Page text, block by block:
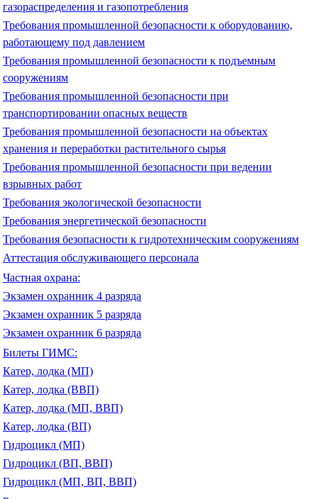
газораспределения и газопотребления
Требования промышленной безопасности к оборудованию,
работающему под давлением
Требования промышленной безопасности к подъемным
сооружениям
Требования промышленной безопасности при
транспортировании опасных веществ
Требования промышленной безопасности на объектах
хранения и переработки растительного сырья
Требования промышленной безопасности при ведении
взрывных работ
Требования экологической безопасности
Требования энергетической безопасности
Требования безопасности к гидротехническим сооружениям
Аттестация обслуживающего персонала
Частная охрана:
Экзамен охранник 4 разряда
Экзамен охранник 5 разряда
Экзамен охранник 6 разряда
Билеты ГИМС:
Катер, лодка (МП)
Катер, лодка (ВВП)
Катер, лодка (МП, ВВП)
Катер, лодка (ВП)
Гидроцикл (МП)
Гидроцикл (ВП, ВВП)
Гидроцикл (МП, ВП, ВВП)